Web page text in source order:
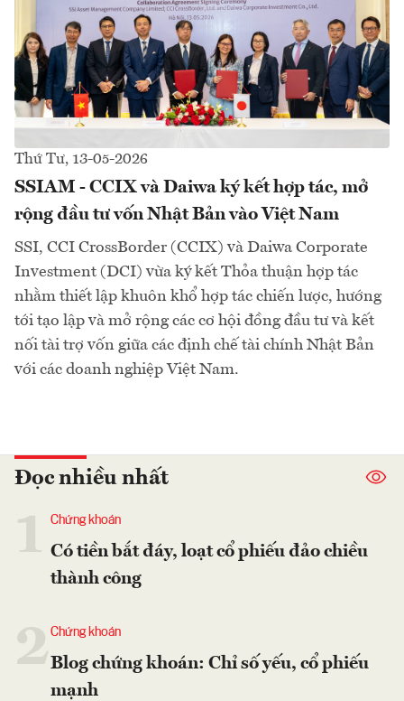
Thứ Tư, 13-05-2026
SSIAM - CCIX và Daiwa ký kết hợp tác, mở
rộng đầu tư vốn Nhật Bản vào Việt Nam
SSI, CCI CrossBorder (CCIX) và Daiwa Corporate
Investment (DCI) vừa ký kết Thỏa thuận hợp tác
nhằm thiết lập khuôn khổ hợp tác chiến lược, hướng
tới tạo lập và mở rộng các cơ hội đồng đầu tư và kết
nối tài trợ vốn giữa các định chế tài chính Nhật Bản
với các doanh nghiệp Việt Nam.
Đọc nhiều nhất
Chứng khoán
Có tiền bắt đáy, loạt cổ phiếu đảo chiều
thành công
2Chứng khoán
Blog chứng khoán: Chỉ số yếu, cổ phiếu
mạnh